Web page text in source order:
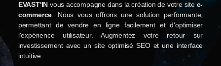
EVAST'IN vous accompagne dans la création de votre site e-
commerce . Nous vous offrons une solution performante,
permettant de vendre en ligne facilement et d'optimiser
l'expérience utilisateur. Augmentez votre retour sur
investissement avec un site optimisé SEO et une interface
intuitive.